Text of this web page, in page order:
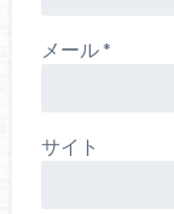
メール*
サイト